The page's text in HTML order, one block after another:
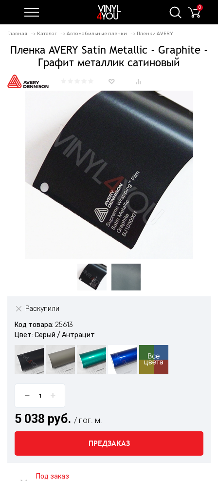
0
Главная Каталог Автомобильные пленки Пленки AVERY
Пленка AVERY Satin Metallic - Graphite -
Графит металлик сатиновый
Раскупили
Код товара: 25613
Цвет: Серый / Антрацит
5 038 руб. / пог. м.
ПРЕДЗАКАЗ
Под заказ